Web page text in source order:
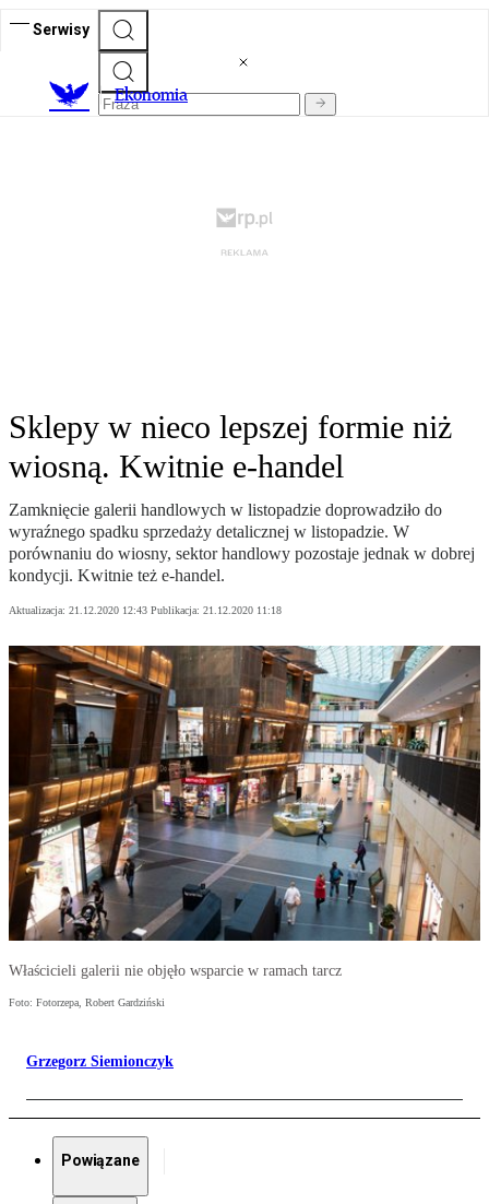
Serwisy
Ekonomia
Sklepy w nieco lepszej formie niż
wiosną. Kwitnie e-handel
Zamknięcie galerii handlowych w listopadzie doprowadziło do
wyraźnego spadku sprzedaży detalicznej w listopadzie. W
porównaniu do wiosny, sektor handlowy pozostaje jednak w dobrej
kondycji. Kwitnie też e-handel.
Aktualizacja: 21.12.2020 12:43 Publikacja: 21.12.2020 11:18
Właścicieli galerii nie objęło wsparcie w ramach tarcz
Foto: Fotorzepa, Robert Gardziński
Grzegorz Siemionczyk
Powiązane